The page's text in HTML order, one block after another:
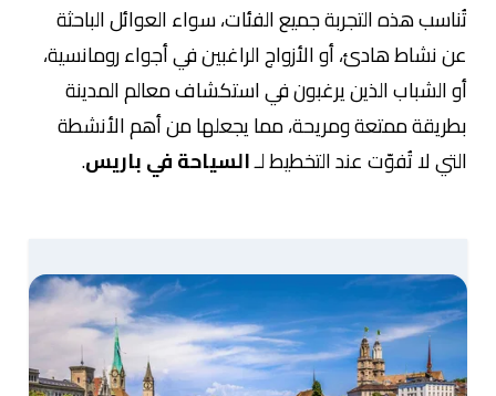
تُناسب هذه التجربة جميع الفئات، سواء العوائل الباحثة
عن نشاط هادئ، أو الأزواج الراغبين في أجواء رومانسية،
أو الشباب الذين يرغبون في استكشاف معالم المدينة
بطريقة ممتعة ومريحة، مما يجعلها من أهم الأنشطة
التي لا تُفوّت عند التخطيط لـالسياحة في باريس.